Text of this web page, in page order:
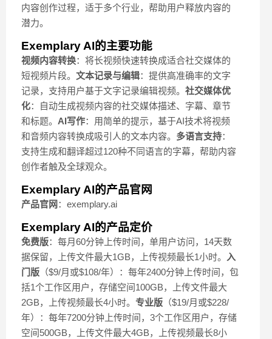
内容创作过程，适于多个行业，帮助用户释放内容的
潜力。
Exemplary AI的主要功能
视频内容转换：将长视频快速转换成适合社交媒体的
短视频片段。 文本记录与编辑：提供高准确率的文字
记录，支持用户基于文字记录编辑视频。 社交媒体优
化：自动生成视频内容的社交媒体描述、字幕、章节
和标题。 AI写作：用简单的提示，基于AI技术将视频
和音频内容转换成吸引人的文本内容。 多语言支持：
支持生成和翻译超过120种不同语言的字幕，帮助内容
创作者触及全球观众。
Exemplary AI的产品官网
产品官网 ：exemplary.ai
Exemplary AI的产品定价
免费版：每月60分钟上传时间，单用户访问，14天数
据保留，上传文件最大1GB，上传视频最长1小时。
入
门版 （$9/月或$108/年）：每年2400分钟上传时间，包
括1个工作区用户，存储空间100GB，上传文件最大
2GB，上传视频最长4小时。 专业版 （$19/月或$228/
年）：每年7200分钟上传时间，3个工作区用户，存储
空间500GB，上传文件最大4GB，上传视频最长8小